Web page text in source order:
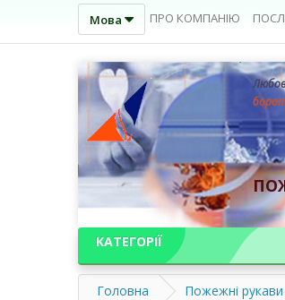
Мова ПРО КОМПАНІЮ
КАТЕГОРІЇ
Головна Пожежні рукави